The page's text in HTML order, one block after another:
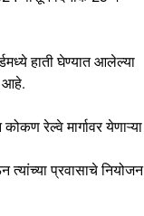
हाती घेण्यात आलेल्या
आहे.
रेल्वे मार्गावर येणाऱ्या
त्यांच्या प्रवासाचे नियोजन